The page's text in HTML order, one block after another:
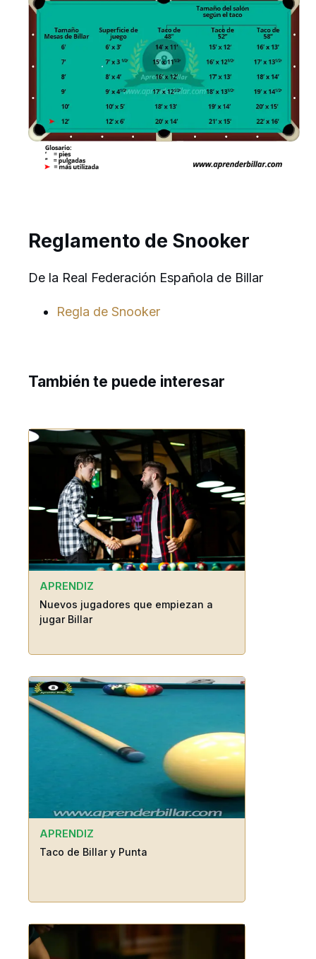
Reglamento de Snooker
De la Real Federación Española de Billar
Regla de Snooker
También te puede interesar
APRENDIZ
Nuevos jugadores que empiezan a
jugar Billar
APRENDIZ
Taco de Billar y Punta